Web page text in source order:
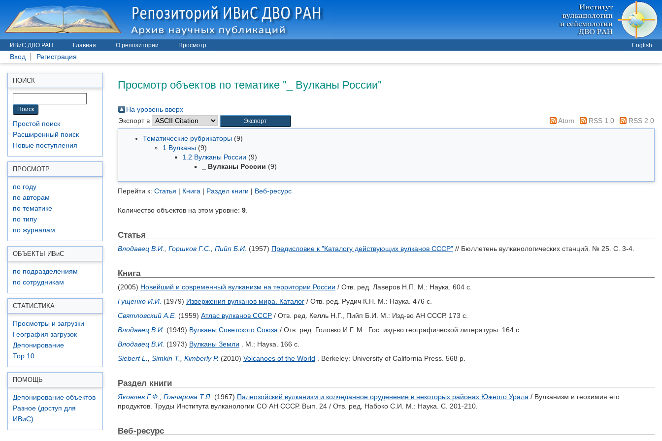
ИВиС ДВО РАН Главная О репозитории Просмотр English
Вход Регистрация
ПОИСК
Простой поиск
Расширенный поиск
Новые поступления
ПРОСМОТР
по году
по авторам
по тематике
по типу
по журналам
ОБЪЕКТЫ ИВиС
по подразделениям
по сотрудникам
СТАТИСТИКА
Просмотры и загрузки
География загрузок
Депонирование
Top 10
ПОМОЩЬ
Депонирование объектов
Разное (доступ для
ИВиС)
Просмотр объектов по тематике "_ Вулканы России"
На уровень вверх
Экспорт в
Atom RSS 1.0 RSS 2.0
Тематические рубрикаторы (9)
1 Вулканы (9)
1.2 Вулканы России (9)
_ Вулканы России (9)
Перейти к: Статья | Книга | Раздел книги | Веб-ресурс
Количество объектов на этом уровне: 9
Статья
Влодавец В.И. Горшков Г.С. Пийп Б.И. (1957) Предисловие к "Каталогу действующих вулканов СССР" // Бюллетень вулканологических станций. № 25. С. 3-4.
Книга
(2005) Новейший и современный вулканизм на территории России / Отв. ред. Лаверов Н.П.
М.: Наука. 604 с.
Гущенко И.И. (1979) Извержения вулканов мира. Каталог / Отв. ред. Рудич К.Н.
М.: Наука. 476 с.
Святловский А.Е. (1959) Атлас вулканов СССР / Отв. ред. Келль Н.Г. Пийп Б.И.
М.: Изд-во АН СССР. 173 с.
Влодавец В.И. (1949) Вулканы Советского Союза / Отв. ред. Головко И.Г. М.: Гос. изд-во географической литературы. 164 с.
Влодавец В.И. (1973) Вулканы Земли . М.: Наука. 166 с.
Siebert L.
Simkin T. Kimberly P. (2010) Volcanoes of the World . Berkeley: University of California Press. 568 p.
Раздел книги
Яковлев Г.Ф. Гончарова Т.Я. (1967) Палеозойский вулканизм и колчеданное оруденение в некоторых районах Южного Урала / Вулканизм и геохимия его
продуктов. Труды Института вулканологии СО АН СССР. Вып. 24 / Отв. ред. Набоко С.И. М.: Наука. С. 201-210.
Веб-ресурс